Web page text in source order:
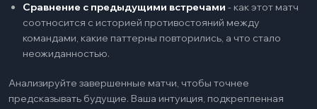
Сравнение с предыдущими встречами - как этот матч
соотносится с историей противостояний между
командами, какие паттерны повторились, а что стало
неожиданностью.
Анализируйте завершенные матчи, чтобы точнее
предсказывать будущие. Ваша интуиция, подкрепленная